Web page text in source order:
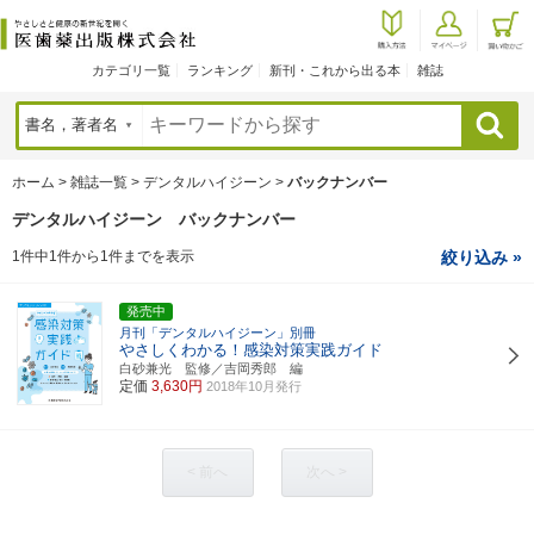
カテゴリ一覧 ランキング 新刊・これから出る本 雑誌
検索
ホーム > 雑誌一覧 > デンタルハイジーン > バックナンバー
デンタルハイジーン バックナンバー
1件中1件から1件までを表示 絞り込み »
発売中
月刊「デンタルハイジーン」別冊
やさしくわかる！感染対策実践ガイド
白砂兼光 監修／吉岡秀郎 編
定価 3,630円 2018年10月発行